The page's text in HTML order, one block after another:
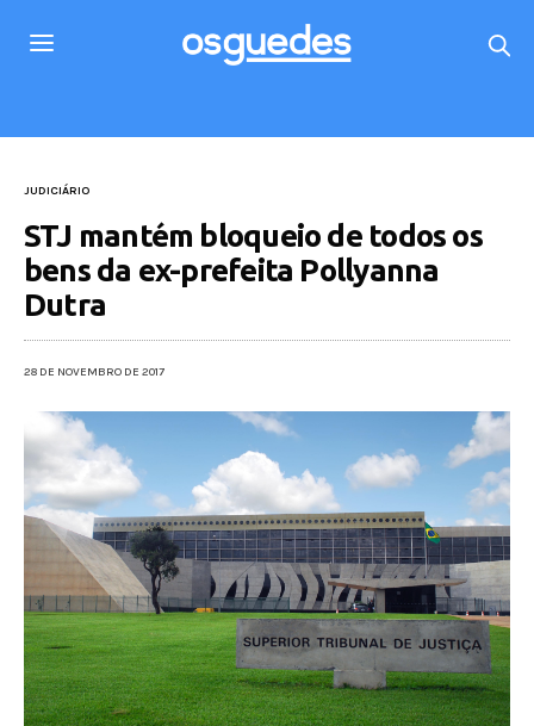
JUDICIÁRIO
STJ mantém bloqueio de todos os
bens da ex-prefeita Pollyanna
Dutra
28 DE NOVEMBRO DE 2017